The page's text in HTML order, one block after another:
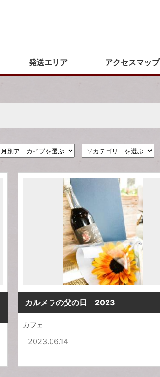
発送エリア アクセスマップ
カルメラの父の日 2023
カフェ
2023.06.14